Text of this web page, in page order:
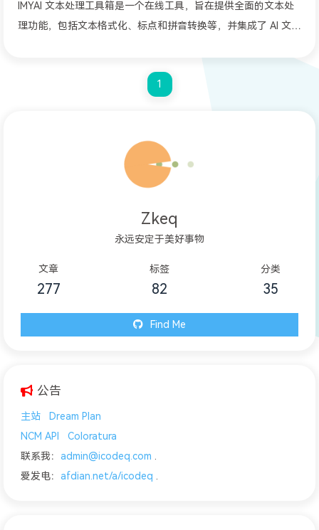
IMYAI 文本处理工具箱是一个在线工具，旨在提供全面的文本处
理功能，包括文本格式化、标点和拼音转换等，并集成了 AI 文本
署，使文本处理更加高效简便。本文作者分享了项目布局的设计
思路，特别是如何通过多行 flex 布局和 grid 布局来优化几十个
功能。成品已开源，供公众使用。
1
Zkeq
永远安定于美好事物
文章
277
标签
82
分类
35
Find Me
公告
主站
Dream Plan
NCM API
Coloratura
联系我： admin@icodeq.com .
爱发电： afdian.net/a/icodeq .